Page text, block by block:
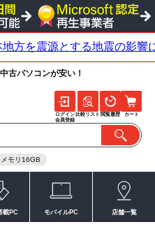
古パソコンが安い！
メモリ16GB
ログイン
会員登録
比較リスト 閲覧履歴 カート
載PC モバイルPC 店舗一覧